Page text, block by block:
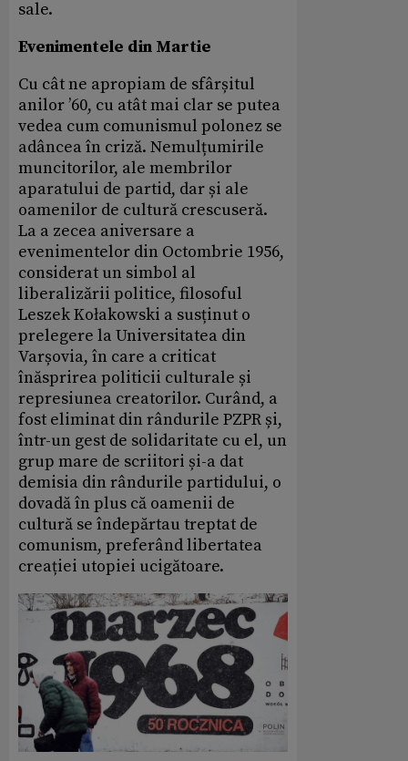
sale.
Evenimentele din Martie
Cu cât ne apropiam de sfârșitul
anilor ’60, cu atât mai clar se putea
vedea cum comunismul polonez se
adâncea în criză. Nemulțumirile
muncitorilor, ale membrilor
aparatului de partid, dar și ale
oamenilor de cultură crescuseră.
La a zecea aniversare a
evenimentelor din Octombrie 1956,
considerat un simbol al
liberalizării politice, filosoful
Leszek Kołakowski a susținut o
prelegere la Universitatea din
Varșovia, în care a criticat
înăsprirea politicii culturale și
represiunea creatorilor. Curând, a
fost eliminat din rândurile PZPR și,
într-un gest de solidaritate cu el, un
grup mare de scriitori și-a dat
demisia din rândurile partidului, o
dovadă în plus că oamenii de
cultură se îndepărtau treptat de
comunism, preferând libertatea
creației utopiei ucigătoare.